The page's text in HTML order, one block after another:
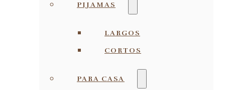
PIJAMAS
LARGOS
CORTOS
PARA CASA